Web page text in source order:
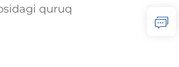
quruq